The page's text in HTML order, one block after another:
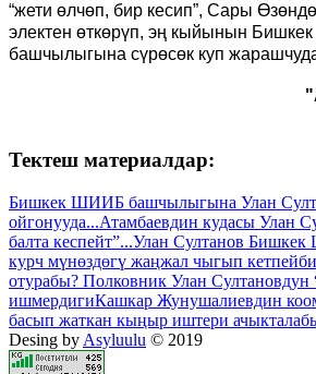
“жети өлчөп, бир кесип”, Сары
электен өткөрүп, эң кыйынын
башчылыгына сүрөсөк куп
Тектеш материалдар:
Бишкек ШИИБ башчылыгына Улан
ойгонууда...Атамбаевдин кудасы Улан
балта кеспейт”...Улан Султанов
курч мүнөздөгү жаңжал чыгып
отурабы? Полковник Улан Султановдун
ишмердигиКашкар Жунушалиевдин
басып жаткан кыңыр иштери
Desing by Asyluulu © 2019